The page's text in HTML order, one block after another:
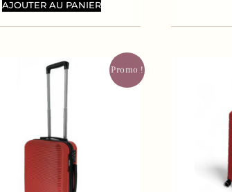
AJOUTER AU PANIER
Promo !